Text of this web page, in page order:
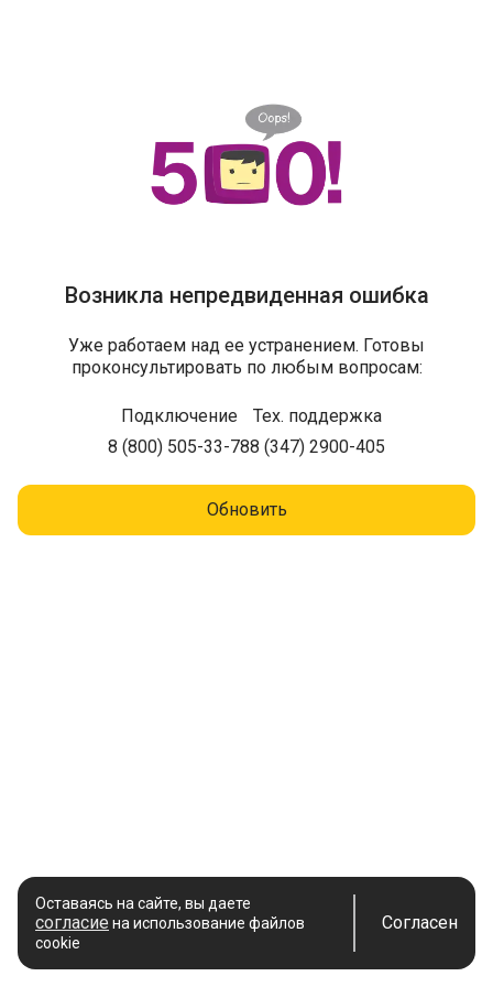
Возникла непредвиденная ошибка
Уже работаем над ее устранением. Готовы
проконсультировать по любым вопросам:
Подключение
8 (800) 505-33-78
Тех. поддержка
8 (347) 2900-405
Обновить
Оставаясь на сайте, вы даете
согласие на использование файлов
cookie
Согласен